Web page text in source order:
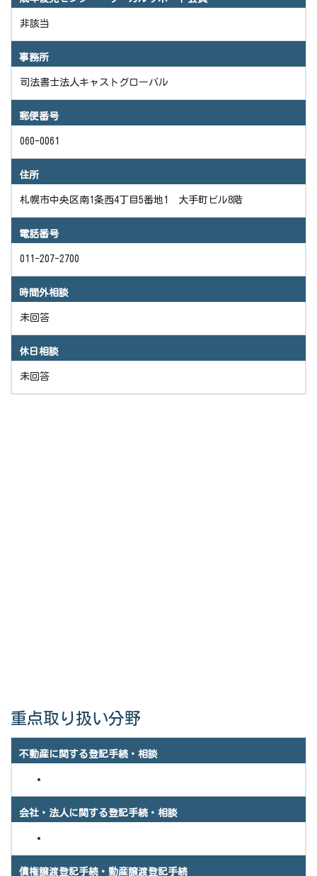
非該当
事務所
司法書士法人キャストグローバル
郵便番号
060-0061
住所
札幌市中央区南1条西4丁目5番地1 大手町ビル8階
電話番号
011-207-2700
時間外相談
未回答
休日相談
未回答
重点取り扱い分野
不動産に関する登記手続・相談
会社・法人に関する登記手続・相談
債権譲渡登記手続・動産譲渡登記手続